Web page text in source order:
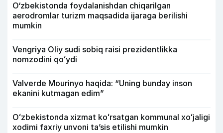
O‘zbekistonda foydalanishdan chiqarilgan
aerodromlar turizm maqsadida ijaraga berilishi
mumkin
Vengriya Oliy sudi sobiq raisi prezidentlikka
nomzodini qoʻydi
Valverde Mourinyo haqida: “Uning bunday inson
ekanini kutmagan edim”
Oʻzbekistonda xizmat koʻrsatgan kommunal xoʻjaligi
xodimi faxriy unvoni taʼsis etilishi mumkin